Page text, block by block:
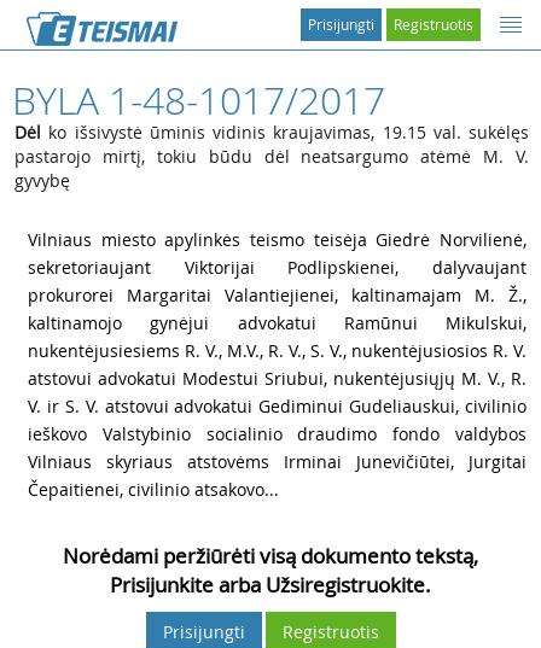
Registruotis
Prisijungti
BYLA 1-48-1017/2017
Dėl ko išsivystė ūminis vidinis kraujavimas, 19.15 val. sukėlęs
pastarojo mirtį, tokiu būdu dėl neatsargumo atėmė M. V.
gyvybę
Vilniaus miesto apylinkės teismo teisėja Giedrė Norvilienė,
sekretoriaujant Viktorijai Podlipskienei, dalyvaujant
prokurorei Margaritai Valantiejienei, kaltinamajam M. Ž.,
kaltinamojo gynėjui advokatui Ramūnui Mikulskui,
nukentėjusiesiems R. V., M.V., R. V., S. V., nukentėjusiosios R. V.
atstovui advokatui Modestui Sriubui, nukentėjusiųjų M. V., R.
V. ir S. V. atstovui advokatui Gediminui Gudeliauskui, civilinio
ieškovo Valstybinio socialinio draudimo fondo valdybos
Vilniaus skyriaus atstovėms Irminai Junevičiūtei, Jurgitai
Čepaitienei, civilinio atsakovo...
Norėdami peržiūrėti visą dokumento tekstą,
Prisijunkite arba Užsiregistruokite.
Prisijungti Registruotis